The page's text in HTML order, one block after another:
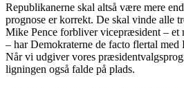
Republikanerne skal altså være mere
prognose er korrekt. De skal vinde alle
Mike Pence forbliver vicepræsident – et
– har Demokraterne de facto flertal
Når vi udgiver vores
ligningen også falde på plads.